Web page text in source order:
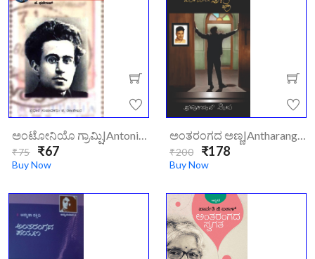
ಅಂಟೋನಿಯೊ ಗ್ರಾಮ್ಷಿ|antonio-Gramsci/
₹75₹67
Buy Now
ಅಂತರಂಗದ ಅಣ್ಣ|antharangada-Anna/
₹200 ₹178
Buy Now